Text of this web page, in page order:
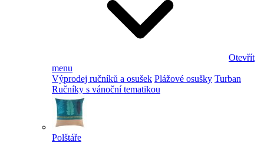
Otevřít
menu
Výprodej ručníků a osušek Plážové osušky Turban
Ručníky s vánoční tematikou
Polštáře